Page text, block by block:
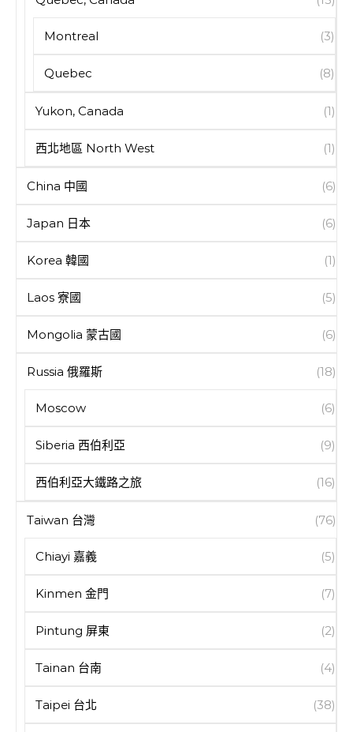
Montreal (3)
Quebec (8)
Yukon, Canada (1)
西北地區 North West (1)
China 中國 (6)
Japan 日本 (6)
Korea 韓國 (1)
Laos 寮國 (5)
Mongolia 蒙古國 (6)
Russia 俄羅斯 (18)
Moscow (6)
Siberia 西伯利亞 (9)
西伯利亞大鐵路之旅 (16)
Taiwan 台灣 (76)
Chiayi 嘉義 (5)
Kinmen 金門 (7)
Pintung 屏東 (2)
Tainan 台南 (4)
Taipei 台北 (38)